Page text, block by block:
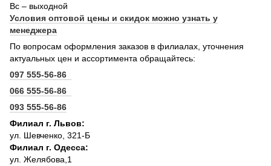
Вс – выходной
Условия оптовой цены и скидок можно узнать у
менеджера
По вопросам оформления заказов в филиалах, уточнения
актуальных цен и ассортимента обращайтесь:
097 555-56-86
066 555-56-86
093 555-56-86
Филиал г. Львов:
ул. Шевченко, 321-Б
Филиал г. Одесса:
ул. Желябова,1